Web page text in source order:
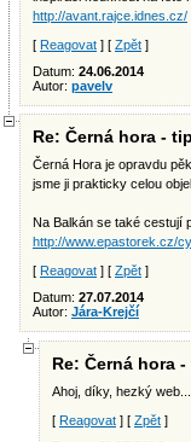
http://avant.rajce.idnes.cz/
[ Reagovat ] [ Zpět ]
Datum: 24.06.2014
Autor: pavelv
Re: Černá hora -
Černá Hora je opravdu
jsme ji prakticky celou
Na Balkán se také cestují
http://www.epastorek.cz/
[ Reagovat ] [ Zpět ]
Datum: 27.07.2014
Autor: Jára-Krejčí
Re: Černá hora
Ahoj, díky, hezký
[ Reagovat ] [ Zpět ]